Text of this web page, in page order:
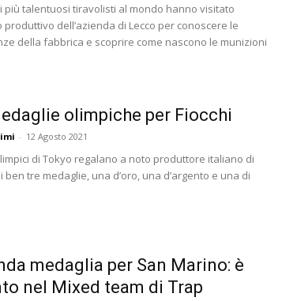
più talentuosi tiravolisti al mondo hanno visitato
produttivo dell’azienda di Lecco per conoscere le
della fabbrica e scoprire come nascono le munizioni
olimpiche per Fiocchi
- 12 Agosto 2021
di Tokyo regalano a noto produttore italiano di
ben tre medaglie, una d’oro, una d’argento e una di
medaglia per San Marino: è
nel Mixed team di Trap